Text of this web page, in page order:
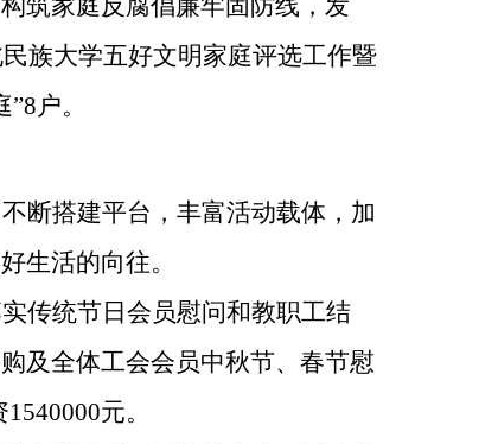
筑家庭反腐倡廉牢固防线，发
族大学五好文明家庭评选工作暨
户。
断搭建平台，丰富活动载体，加
生活的向往。
传统节日会员慰问和教职工结
及全体工会会员中秋节、春节慰
元。